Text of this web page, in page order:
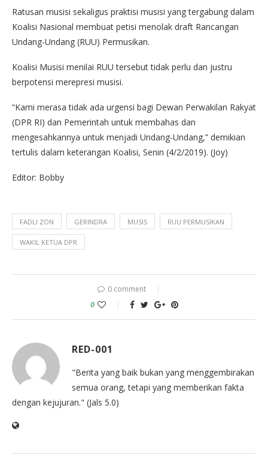
Ratusan musisi sekaligus praktisi musisi yang tergabung dalam
Koalisi Nasional membuat petisi menolak draft Rancangan
Undang-Undang (RUU) Permusikan.
Koalisi Musisi menilai RUU tersebut tidak perlu dan justru
berpotensi merepresi musisi.
“Kami merasa tidak ada urgensi bagi Dewan Perwakilan Rakyat
(DPR RI) dan Pemerintah untuk membahas dan
mengesahkannya untuk menjadi Undang-Undang,” demikian
tertulis dalam keterangan Koalisi, Senin (4/2/2019). (Joy)
Editor: Bobby
FADLI ZON GERINDRA MUSIS RUU PERMUSIKAN
WAKIL KETUA DPR
0 comment
0
RED-001
"Berita yang baik bukan yang menggembirakan
semua orang, tetapi yang memberikan fakta
dengan kejujuran." (Jals 5.0)